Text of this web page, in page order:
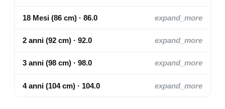
18 Mesi (86 cm) · 86.0 expand_more
2 anni (92 cm) · 92.0 expand_more
3 anni (98 cm) · 98.0 expand_more
4 anni (104 cm) · 104.0 expand_more